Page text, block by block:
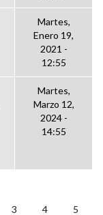
Martes,
Enero 19,
2021 -
12:55
Martes,
Marzo 12,
2024 -
14:55
3 4 5